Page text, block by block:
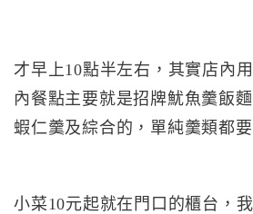
才早上10點半左右，其實店內
內餐點主要就是招牌魷魚羹飯
蝦仁羹及綜合的，單純羹類都
小菜10元起就在門口的櫃台，